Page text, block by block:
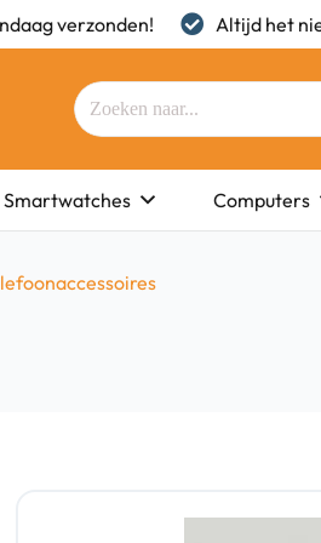
verzonden! Altijd het
Smartwatches Computers